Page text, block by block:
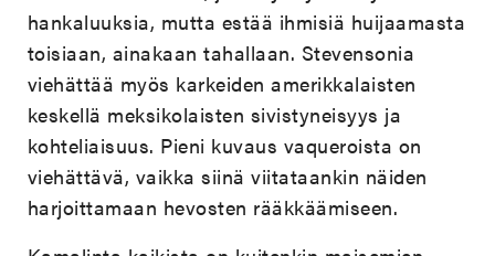
hankaluuksia, mutta estää ihmisiä huijaamasta
toisiaan, ainakaan tahallaan. Stevensonia
viehättää myös karkeiden amerikkalaisten
keskellä meksikolaisten sivistyneisyys ja
kohteliaisuus. Pieni kuvaus vaqueroista on
viehättävä, vaikka siinä viitataankin näiden
harjoittamaan hevosten rääkkäämiseen.